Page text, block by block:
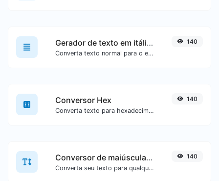
Gerador de texto em itálico (cursivo)
Converta texto normal para o estilo de fonte cursiva.
140
Conversor Hex
Converta texto para hexadecimal ou vice-versa para qualquer entrada de texto.
140
Conversor de maiúsculas/minúsculas
Converta seu texto para qualquer tipo de maiúsculas/minúsculas, como lowercase, UPPERCASE, camelCase...etc.
140